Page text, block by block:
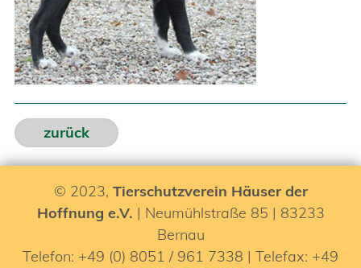
zurück
© 2023, Tierschutzverein Häuser der
Hoffnung e.V. | Neumühlstraße 85 | 83233
Bernau
Telefon: +49 (0) 8051 / 961 7338 | Telefax: +49